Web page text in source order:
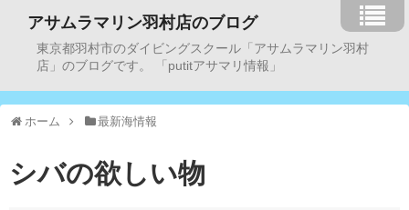
アサムラマリン羽村店のブログ
東京都羽村市のダイビングスクール「アサムラマリン羽村
店」のブログです。 「putitアサマリ情報」
ホーム 最新海情報
シバの欲しい物